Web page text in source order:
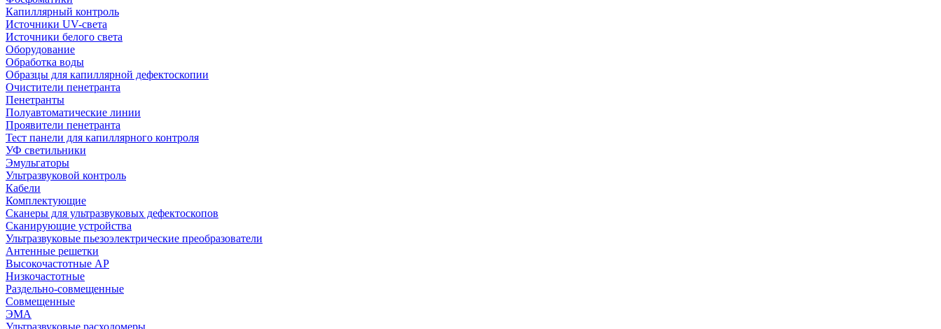
Капиллярный контроль
Источники UV-света
Источники белого света
Оборудование
Обработка воды
Образцы для капиллярной дефектоскопии
Очистители пенетранта
Пенетранты
Полуавтоматические линии
Проявители пенетранта
Тест панели для капиллярного контроля
УФ светильники
Эмульгаторы
Ультразвуковой контроль
Кабели
Комплектующие
Сканеры для ультразвуковых дефектоскопов
Сканирующие устройства
Ультразвуковые пьезоэлектрические преобразователи
Антенные решетки
Высокочастотные АР
Низкочастотные
Раздельно-совмещенные
Совмещенные
ЭМА
Ультразвуковые расходомеры